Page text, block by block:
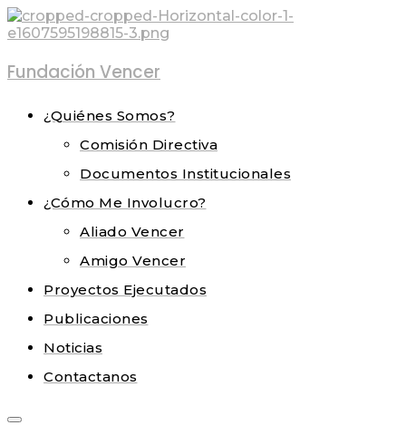
Fundación Vencer
¿Quiénes Somos?
Comisión Directiva
Documentos Institucionales
¿Cómo Me Involucro?
Aliado Vencer
Amigo Vencer
Proyectos Ejecutados
Publicaciones
Noticias
Contactanos